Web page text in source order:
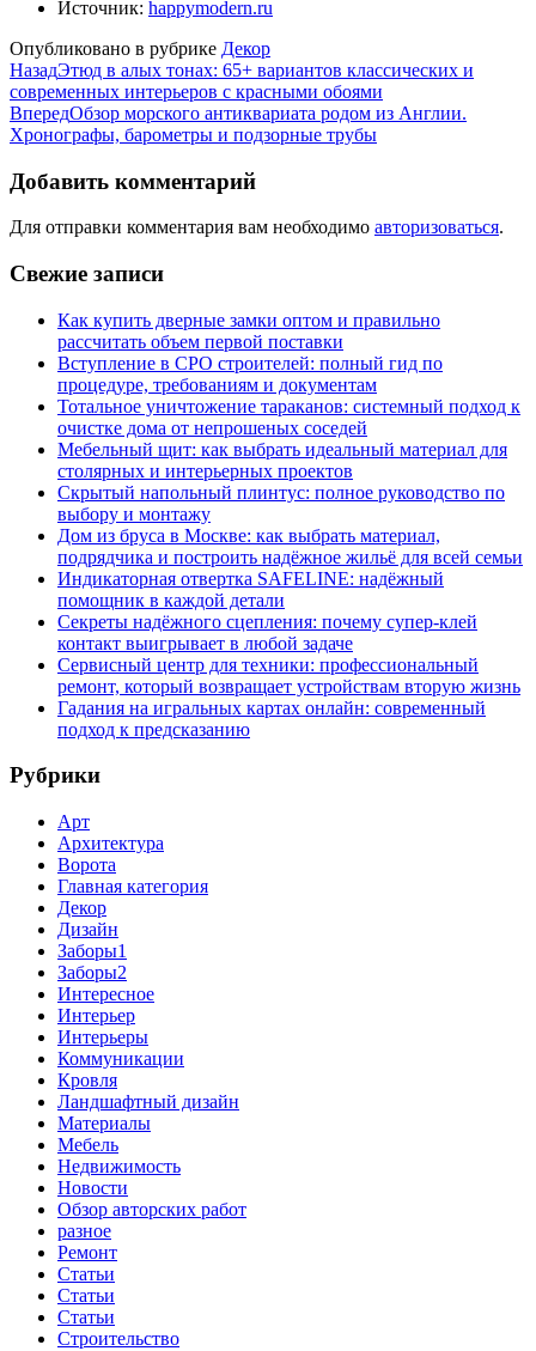
Источник: happymodern.ru
Опубликовано в рубрике Декор
НазадЭтюд в алых тонах: 65+ вариантов классических и
современных интерьеров с красными обоями
ВпередОбзор морского антиквариата родом из Англии.
Хронографы, барометры и подзорные трубы
Добавить комментарий
Для отправки комментария вам необходимо авторизоваться.
Свежие записи
Как купить дверные замки оптом и правильно
рассчитать объем первой поставки
Вступление в СРО строителей: полный гид по
процедуре, требованиям и документам
Тотальное уничтожение тараканов: системный подход к
очистке дома от непрошеных соседей
Мебельный щит: как выбрать идеальный материал для
столярных и интерьерных проектов
Скрытый напольный плинтус: полное руководство по
выбору и монтажу
Дом из бруса в Москве: как выбрать материал,
подрядчика и построить надёжное жильё для всей семьи
Индикаторная отвертка SAFELINE: надёжный
помощник в каждой детали
Секреты надёжного сцепления: почему супер‑клей
контакт выигрывает в любой задаче
Сервисный центр для техники: профессиональный
ремонт, который возвращает устройствам вторую жизнь
Гадания на игральных картах онлайн: современный
подход к предсказанию
Рубрики
Арт
Архитектура
Ворота
Главная категория
Декор
Дизайн
Заборы1
Заборы2
Интересное
Интерьер
Интерьеры
Коммуникации
Кровля
Ландшафтный дизайн
Материалы
Мебель
Недвижимость
Новости
Обзор авторских работ
разное
Ремонт
Статьи
Статьи
Статьи
Строительство